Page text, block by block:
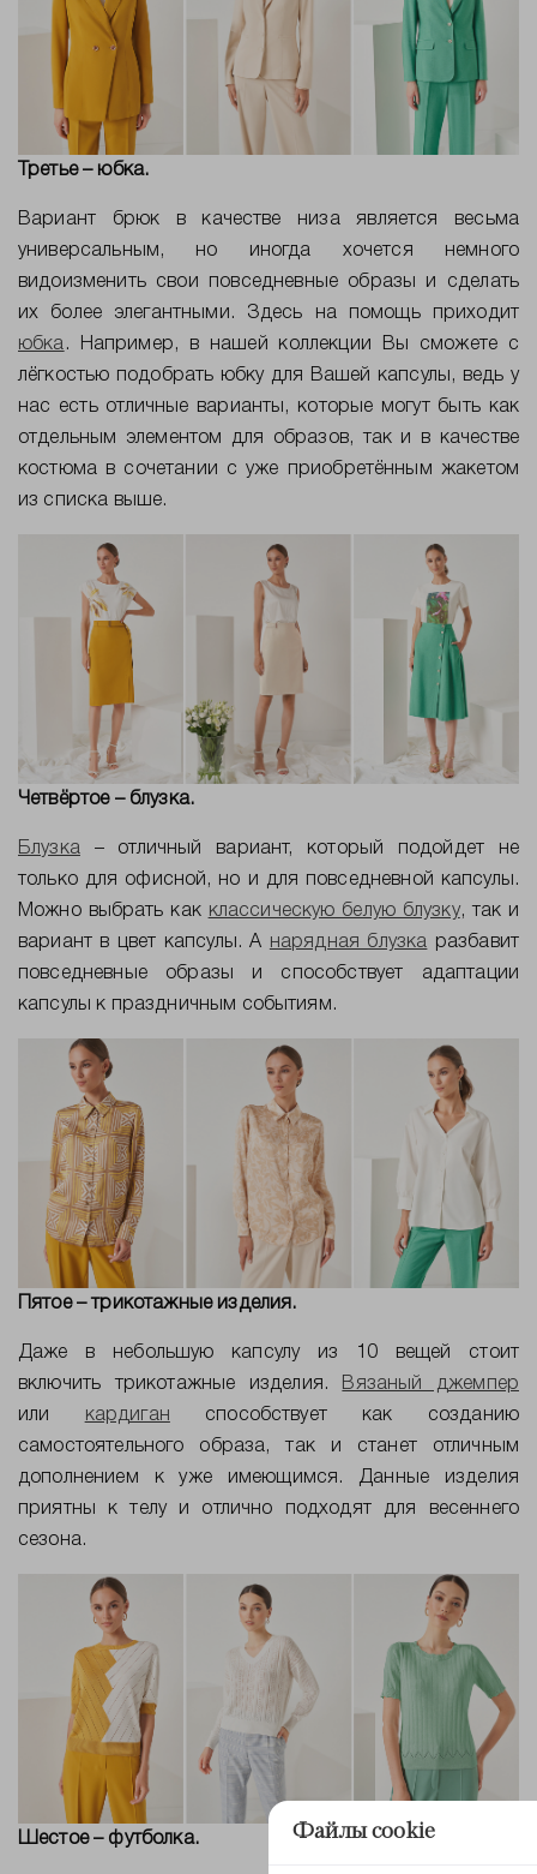
Третье – юбка.
Вариант брюк в качестве низа является весьма
универсальным, но иногда хочется немного
видоизменить свои повседневные образы и сделать
их более элегантными. Здесь на помощь приходит
юбка . Например, в нашей коллекции Вы сможете с
лёгкостью подобрать юбку для Вашей капсулы, ведь у
нас есть отличные варианты, которые могут быть как
отдельным элементом для образов, так и в качестве
костюма в сочетании с уже приобретённым жакетом
из списка выше.
Четвёртое – блузка.
Блузка – отличный вариант, который подойдет не
только для офисной, но и для повседневной капсулы.
Можно выбрать как классическую белую блузку, так и
вариант в цвет капсулы.А нарядная блузка
разбавит
повседневные образы и способствует адаптации
капсулы к праздничным событиям.
Пятое – трикотажные изделия.
Даже в небольшую капсулу из 10 вещей стоит
включить трикотажные изделия.
Вязаный джемпер
или кардиган способствует как созданию
самостоятельного образа, так и станет отличным
дополнением к уже имеющимся. Данные изделия
приятны к телу и отлично подходят для весеннего
сезона.
Шестое – футболка. Файлы cookie